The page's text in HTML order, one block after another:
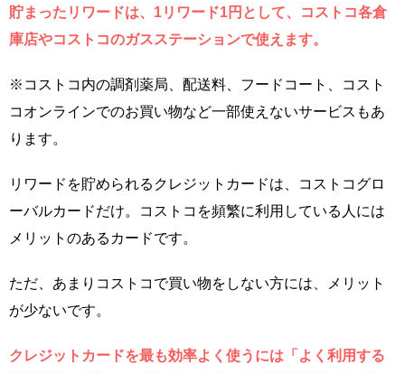
貯まったリワードは、1リワード1円として、コストコ各倉
庫店やコストコのガスステーションで使えます。
※コストコ内の調剤薬局、配送料、フードコート、コスト
コオンラインでのお買い物など一部使えないサービスもあ
ります。
リワードを貯められるクレジットカードは、コストコグロ
ーバルカードだけ。コストコを頻繁に利用している人には
メリットのあるカードです。
ただ、あまりコストコで買い物をしない方には、メリット
が少ないです。
クレジットカードを最も効率よく使うには「よく利用する